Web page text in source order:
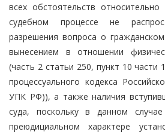
всех обстоятельств
судебном процессе не
разрешения вопроса о
вынесением в отношении
(часть 2 статьи 250, пункт 10 части
процессуального кодекса
УПК РФ)), а также наличия
суда, поскольку в данном
преюдициальном характере